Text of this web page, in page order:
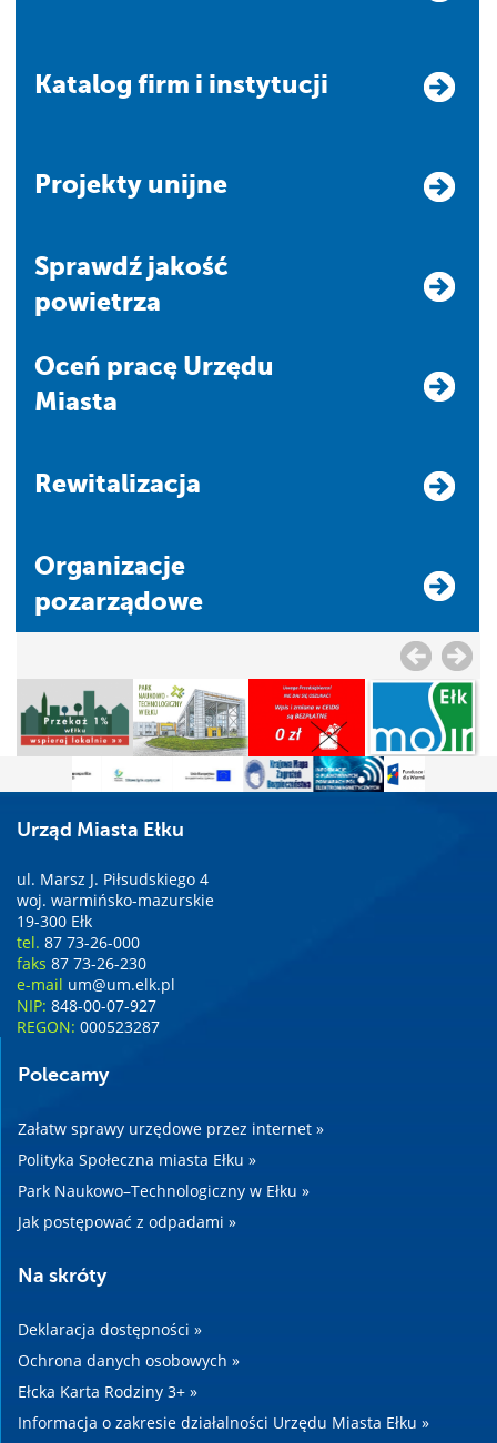
Katalog firm i instytucji
Projekty unijne
Sprawdź jakość
powietrza
Oceń pracę Urzędu
Miasta
Rewitalizacja
Organizacje
pozarządowe
Urząd Miasta Ełku
ul. Marsz J. Piłsudskiego 4
woj. warmińsko-mazurskie
19-300 Ełk
tel. 87 73-26-000
faks 87 73-26-230
e-mail um@um.elk.pl
NIP: 848-00-07-927
REGON: 000523287
Polecamy
Załatw sprawy urzędowe przez internet »
Polityka Społeczna miasta Ełku »
Park Naukowo–Technologiczny w Ełku »
Jak postępować z odpadami »
Na skróty
Deklaracja dostępności »
Ochrona danych osobowych »
Ełcka Karta Rodziny 3+ »
Informacja o zakresie działalności Urzędu Miasta Ełku »